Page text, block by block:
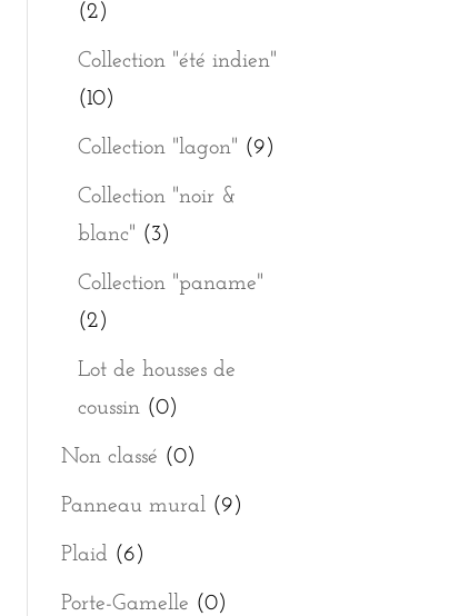
(2)
Collection "été indien"
(10)
Collection "lagon" (9)
Collection "noir &
blanc" (3)
Collection "paname"
(2)
Lot de housses de
coussin (0)
Non classé (0)
Panneau mural (9)
Plaid (6)
Porte-Gamelle (0)